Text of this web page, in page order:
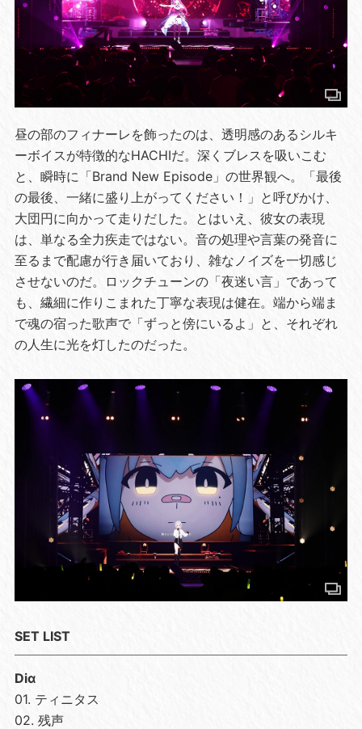
昼の部のフィナーレを飾ったのは、透明感のあるシルキ
ーボイスが特徴的なHACHIだ。深くブレスを吸いこむ
と、瞬時に「Brand New Episode」の世界観へ。「最後
の最後、一緒に盛り上がってください！」と呼びかけ、
大団円に向かって走りだした。とはいえ、彼女の表現
は、単なる全力疾走ではない。音の処理や言葉の発音に
至るまで配慮が行き届いており、雑なノイズを一切感じ
させないのだ。ロックチューンの「夜迷い言」であって
も、繊細に作りこまれた丁寧な表現は健在。端から端ま
で魂の宿った歌声で「ずっと傍にいるよ」と、それぞれ
の人生に光を灯したのだった。
SET LIST
Diα
01. ティニタス
02. 残声